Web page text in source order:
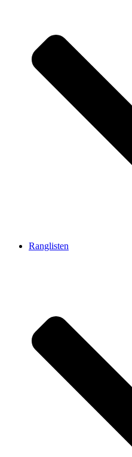
Ranglisten